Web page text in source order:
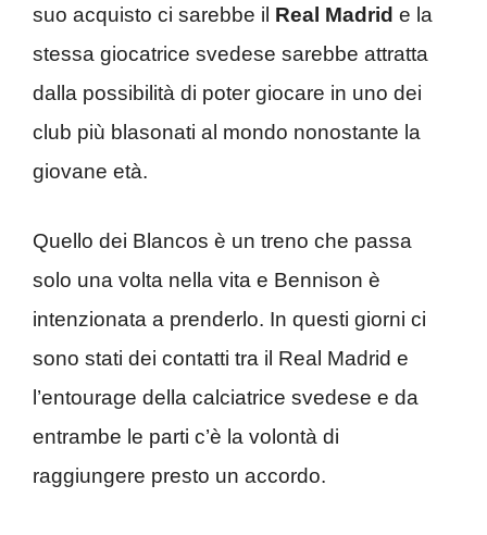
suo acquisto ci sarebbe il Real Madrid e la
stessa giocatrice svedese sarebbe attratta
dalla possibilità di poter giocare in uno dei
club più blasonati al mondo nonostante la
giovane età.
Quello dei Blancos è un treno che passa
solo una volta nella vita e Bennison è
intenzionata a prenderlo. In questi giorni ci
sono stati dei contatti tra il Real Madrid e
l’entourage della calciatrice svedese e da
entrambe le parti c’è la volontà di
raggiungere presto un accordo.